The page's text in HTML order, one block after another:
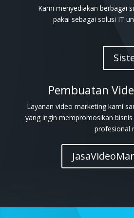
Kami menyediakan berbagai
pakai sebagai solusi IT
Pembuatan
Layanan video marketing kami
yang ingin mempromosikan
profesional